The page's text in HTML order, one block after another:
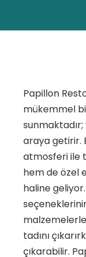
Papillon
mükemmel
araya getirir.
atmosferi ile
hem de özel
haline
tadını
çıkarabilir.